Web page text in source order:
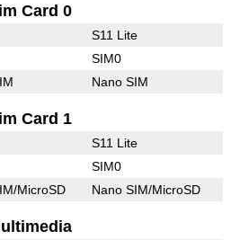
Card 0
S11 Lite
SIM0
Nano SIM
Card 1
S11 Lite
SIM0
MicroSD Nano SIM/MicroSD